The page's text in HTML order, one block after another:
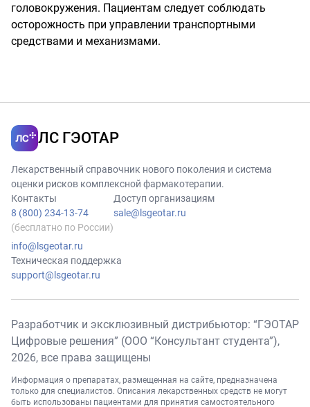
головокружения. Пациентам следует соблюдать
осторожность при управлении транспортными
средствами и механизмами.
ЛС ГЭОТАР
Лекарственный справочник нового поколения и система
оценки рисков комплексной фармакотерапии.
Контакты
8 (800) 234-13-74
(бесплатно по России)
info@lsgeotar.ru
Доступ организациям
sale@lsgeotar.ru
Техническая поддержка
support@lsgeotar.ru
Разработчик и эксклюзивный дистрибьютор: “ГЭОТАР
Цифровые решения” (ООО “Консультант студента”),
2026, все права защищены
Информация о препаратах, размещенная на сайте, предназначена
только для специалистов. Описания лекарственных средств не могут
быть использованы пациентами для принятия самостоятельного